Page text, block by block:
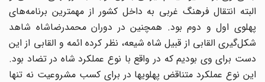
البته انتقال فرهنگ غربی به داخل کشور از مهمترین برنامه‌های
پهلوی اول و دوم بود. همچنین در دوران محمدرضاشاه شاهد
شکل‌گیری القابی از قبیل شاه شیعه، نظر کرده ائمه و القابی از این
دست برای وی بودیم که در واقع با نوع عملکرد شاه در تضاد بود.
این نوع عملکرد متناقض پهلویها در برای کسب مشروعیت نه تنها